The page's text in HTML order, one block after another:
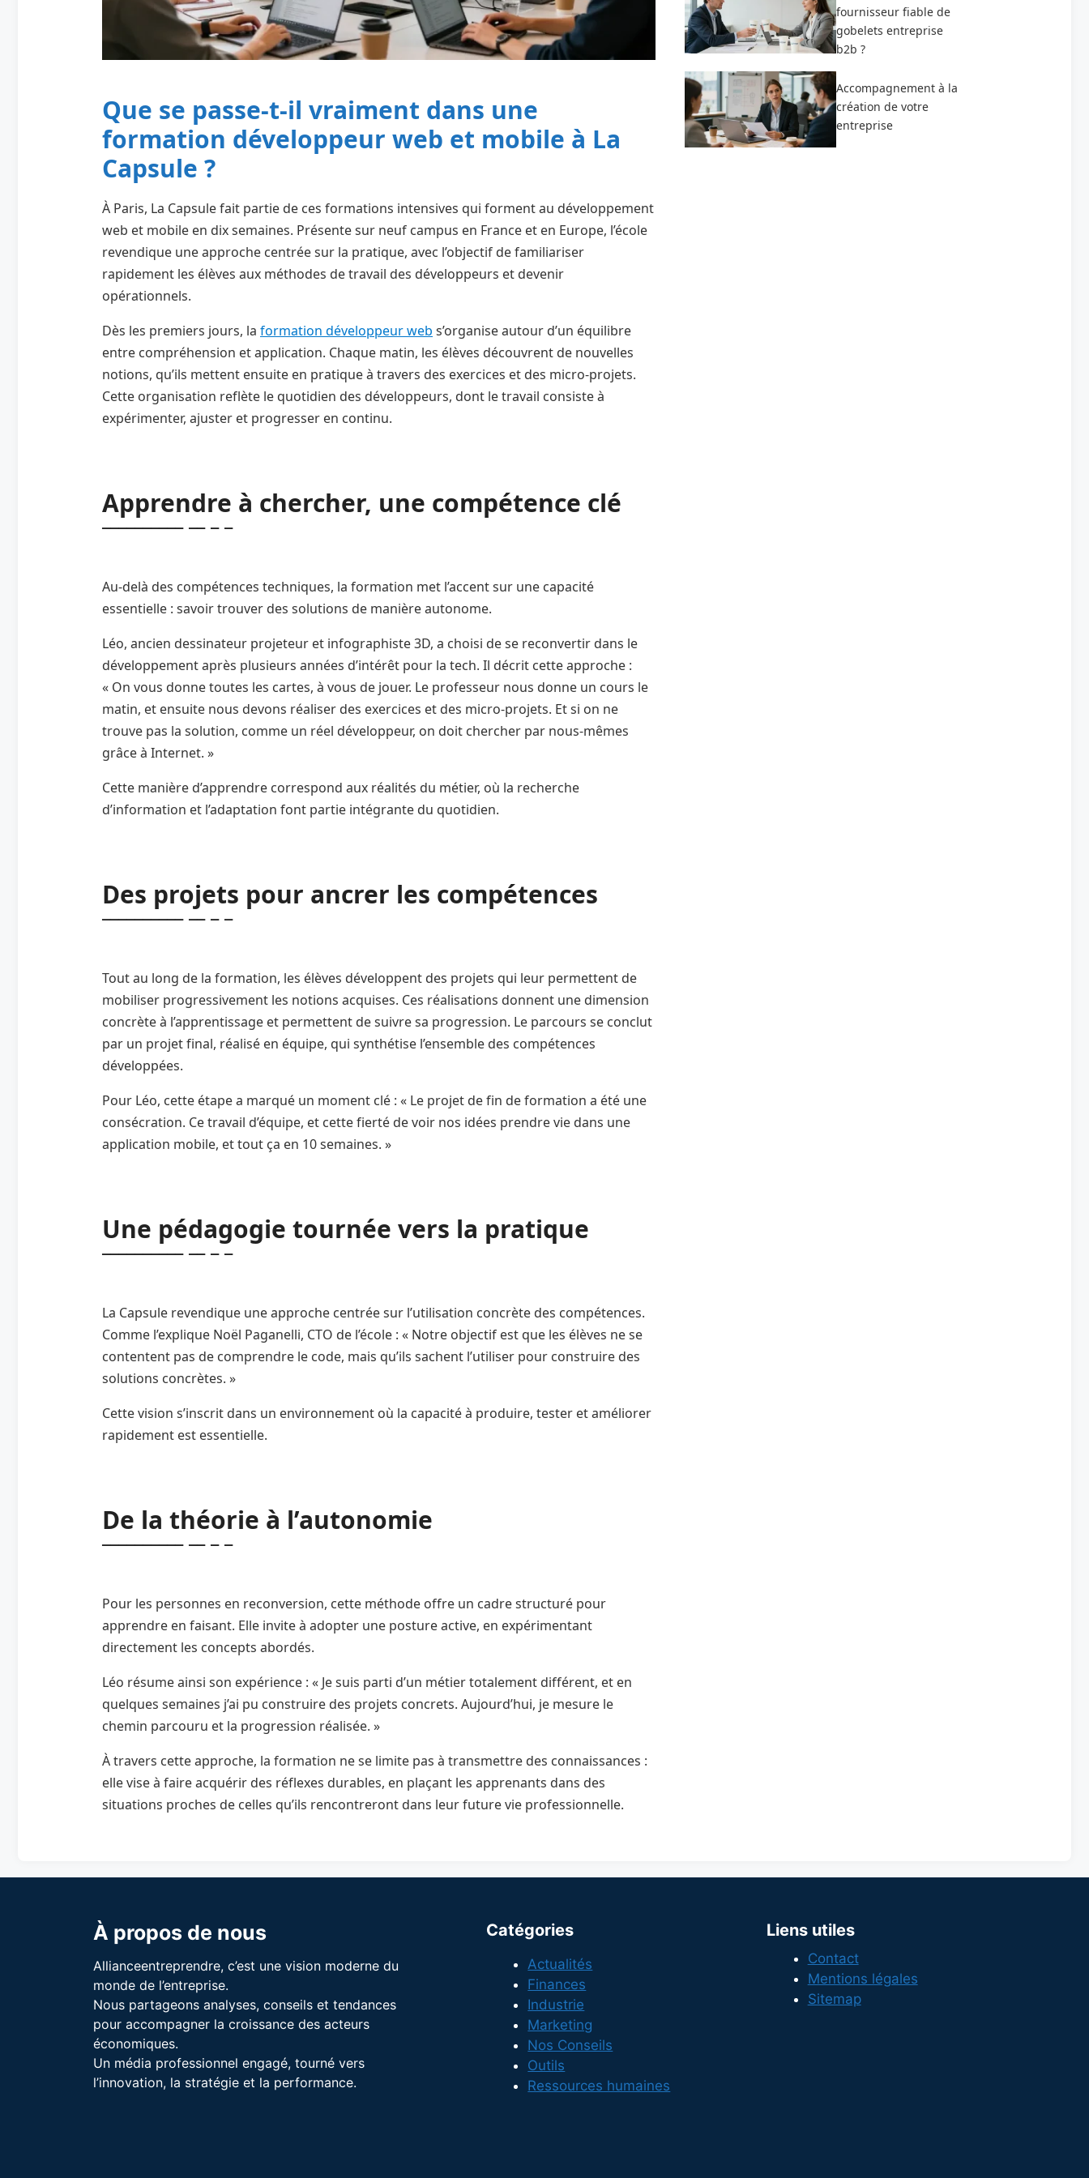
Que se passe-t-il vraiment dans une
formation développeur web et mobile à La
Capsule ?
À Paris, La Capsule fait partie de ces formations intensives qui forment au développement
web et mobile en dix semaines. Présente sur neuf campus en France et en Europe, l’école
revendique une approche centrée sur la pratique, avec l’objectif de familiariser
rapidement les élèves aux méthodes de travail des développeurs et devenir
opérationnels.
Dès les premiers jours, la formation développeur web s’organise autour d’un équilibre
entre compréhension et application. Chaque matin, les élèves découvrent de nouvelles
notions, qu’ils mettent ensuite en pratique à travers des exercices et des micro-projets.
Cette organisation reflète le quotidien des développeurs, dont le travail consiste à
expérimenter, ajuster et progresser en continu.
Apprendre à chercher, une compétence clé
Au-delà des compétences techniques, la formation met l’accent sur une capacité
essentielle : savoir trouver des solutions de manière autonome.
Léo, ancien dessinateur projeteur et infographiste 3D, a choisi de se reconvertir dans le
développement après plusieurs années d’intérêt pour la tech. Il décrit cette approche :
« On vous donne toutes les cartes, à vous de jouer. Le professeur nous donne un cours le
matin, et ensuite nous devons réaliser des exercices et des micro-projets. Et si on ne
trouve pas la solution, comme un réel développeur, on doit chercher par nous-mêmes
grâce à Internet. »
Cette manière d’apprendre correspond aux réalités du métier, où la recherche
d’information et l’adaptation font partie intégrante du quotidien.
Des projets pour ancrer les compétences
Tout au long de la formation, les élèves développent des projets qui leur permettent de
mobiliser progressivement les notions acquises. Ces réalisations donnent une dimension
concrète à l’apprentissage et permettent de suivre sa progression. Le parcours se conclut
par un projet final, réalisé en équipe, qui synthétise l’ensemble des compétences
développées.
Pour Léo, cette étape a marqué un moment clé : « Le projet de fin de formation a été une
consécration. Ce travail d’équipe, et cette fierté de voir nos idées prendre vie dans une
application mobile, et tout ça en 10 semaines. »
Une pédagogie tournée vers la pratique
La Capsule revendique une approche centrée sur l’utilisation concrète des compétences.
Comme l’explique Noël Paganelli, CTO de l’école : « Notre objectif est que les élèves ne se
contentent pas de comprendre le code, mais qu’ils sachent l’utiliser pour construire des
solutions concrètes. »
Cette vision s’inscrit dans un environnement où la capacité à produire, tester et améliorer
rapidement est essentielle.
De la théorie à l’autonomie
Pour les personnes en reconversion, cette méthode offre un cadre structuré pour
apprendre en faisant. Elle invite à adopter une posture active, en expérimentant
directement les concepts abordés.
Léo résume ainsi son expérience : « Je suis parti d’un métier totalement différent, et en
quelques semaines j’ai pu construire des projets concrets. Aujourd’hui, je mesure le
chemin parcouru et la progression réalisée. »
À travers cette approche, la formation ne se limite pas à transmettre des connaissances :
elle vise à faire acquérir des réflexes durables, en plaçant les apprenants dans des
situations proches de celles qu’ils rencontreront dans leur future vie professionnelle.
fournisseur fiable de
gobelets entreprise
b2b ?
Accompagnement à la
création de votre
entreprise
À propos de nous
Allianceentreprendre, c’est une vision moderne du
monde de l’entreprise.
Nous partageons analyses, conseils et tendances
pour accompagner la croissance des acteurs
économiques.
Un média professionnel engagé, tourné vers
l’innovation, la stratégie et la performance.
Catégories
Actualités
Finances
Industrie
Marketing
Nos Conseils
Outils
Ressources humaines
Liens utiles
Contact
Mentions légales
Sitemap